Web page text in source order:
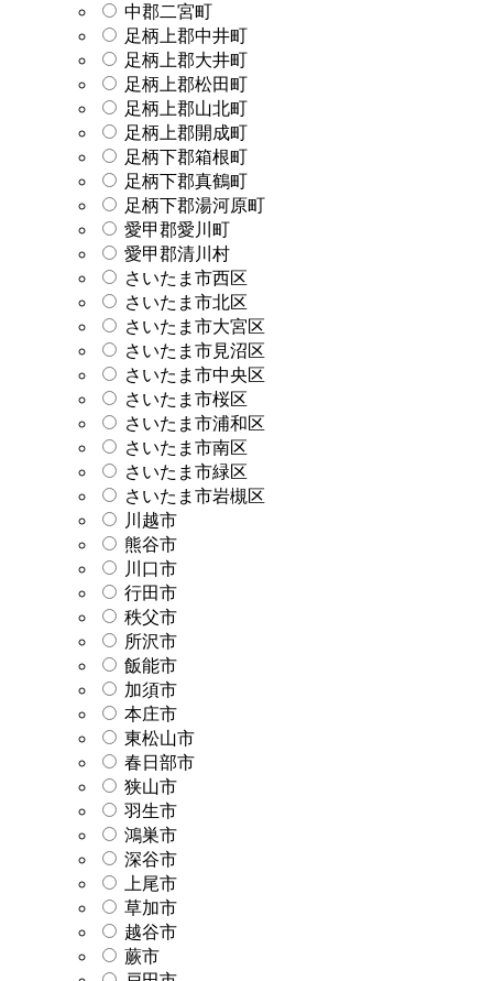
中郡二宮町
足柄上郡中井町
足柄上郡大井町
足柄上郡松田町
足柄上郡山北町
足柄上郡開成町
足柄下郡箱根町
足柄下郡真鶴町
足柄下郡湯河原町
愛甲郡愛川町
愛甲郡清川村
さいたま市西区
さいたま市北区
さいたま市大宮区
さいたま市見沼区
さいたま市中央区
さいたま市桜区
さいたま市浦和区
さいたま市南区
さいたま市緑区
さいたま市岩槻区
川越市
熊谷市
川口市
行田市
秩父市
所沢市
飯能市
加須市
本庄市
東松山市
春日部市
狭山市
羽生市
鴻巣市
深谷市
上尾市
草加市
越谷市
蕨市